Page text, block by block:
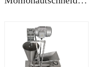
Macher klein